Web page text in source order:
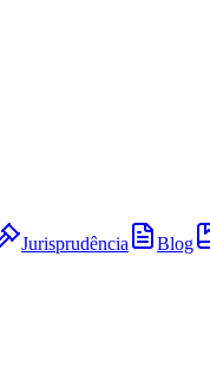
Jurisprudência Blog